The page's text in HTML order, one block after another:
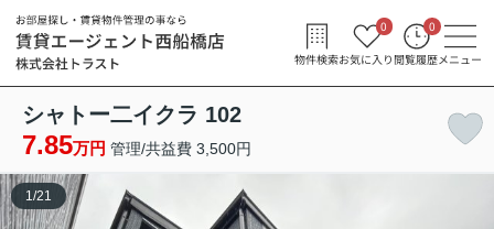
物件検索お気に入り
0
閲覧履歴
0
メニュー
シャトー二イクラ 102
7.85万円 管理/共益費 3,500円
1/21